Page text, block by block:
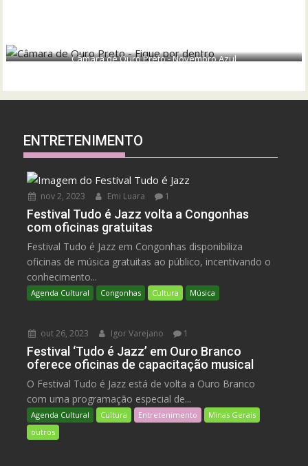
Câmara de Ouro Preto - Novembro Azul
ENTRETENIMENTO
nov 2, 2023 Emi Luara 1
Festival Tudo é Jazz volta a Congonhas
com oficinas gratuitas
Festival Tudo é Jazz em Congonhas disponibiliza
oficinas de música gratuitas ao público, incentivando o
conhecimento...
Agenda Cultural Congonhas Cultura Música
out 26, 2023 Igor Varejano 1
Festival ‘Tudo é Jazz’ em Ouro Branco
oferece oficinas de capacitação musical
O Festival Tudo é Jazz está de volta a Ouro Branco
com uma programação especial de...
Agenda Cultural Cultura Entretenimento
Minas Gerais
outros